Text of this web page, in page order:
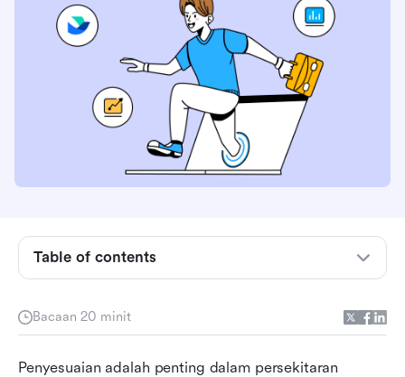
Bacaan 20 minit
Penyesuaian adalah penting dalam persekitaran
Table of contents
Apakah alat scrum?
untuk perniagaan?
scrum